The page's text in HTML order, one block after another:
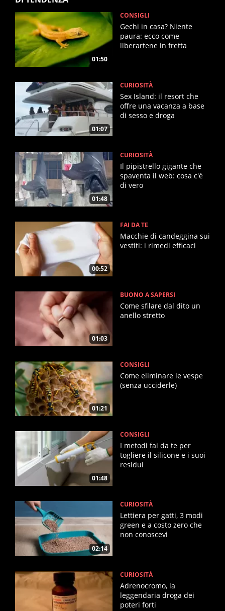
01:50
CONSIGLI
Gechi in casa? Niente
paura: ecco come
liberartene in fretta
01:07
CURIOSITÀ
Sex Island: il resort che
offre una vacanza a base
di sesso e droga
01:48
CURIOSITÀ
Il pipistrello gigante che
spaventa il web: cosa c'è
di vero
00:52
FAI DA TE
Macchie di candeggina sui
vestiti: i rimedi efficaci
01:03
BUONO A SAPERSI
Come sfilare dal dito un
anello stretto
01:21
CONSIGLI
Come eliminare le vespe
(senza ucciderle)
01:48
CONSIGLI
I metodi fai da te per
togliere il silicone e i suoi
residui
02:14
CURIOSITÀ
Lettiera per gatti, 3 modi
green e a costo zero che
non conoscevi
CURIOSITÀ
Adrenocromo, la
leggendaria droga dei
poteri forti